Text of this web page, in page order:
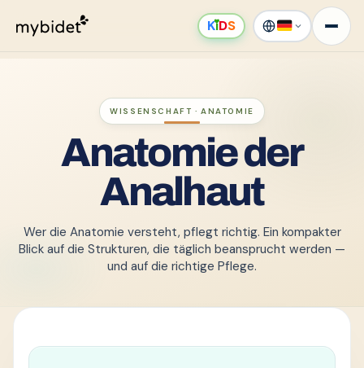
KıDS
WISSENSCHAFT · ANATOMIE
Anatomie der
Analhaut
Wer die Anatomie versteht, pflegt richtig. Ein kompakter
Blick auf die Strukturen, die täglich beansprucht werden —
und auf die richtige Pflege.